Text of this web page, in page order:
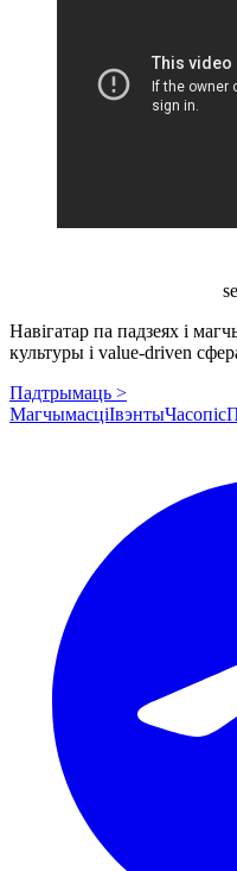
Навігатар па падзеях і
культуры і value-driven
Падтрымаць >
МагчымасціІвэнтыЧасопіс